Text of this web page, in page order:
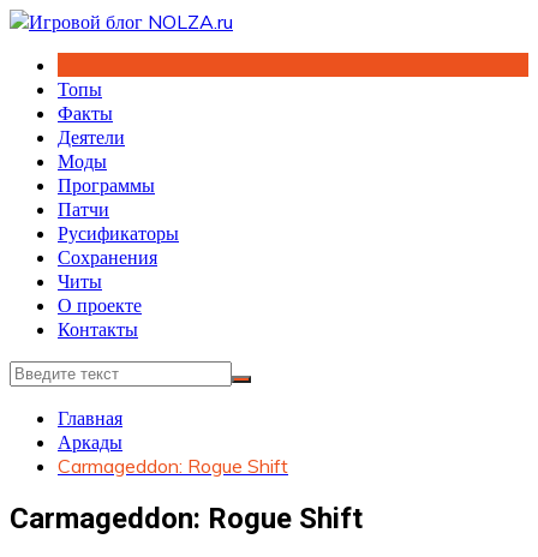
Перейти
содержимому
Топы
Факты
Деятели
Моды
Программы
Патчи
Русификаторы
Сохранения
Читы
О проекте
Контакты
Главная
Аркады
Carmageddon: Rogue Shift
Carmageddon: Rogue Shift